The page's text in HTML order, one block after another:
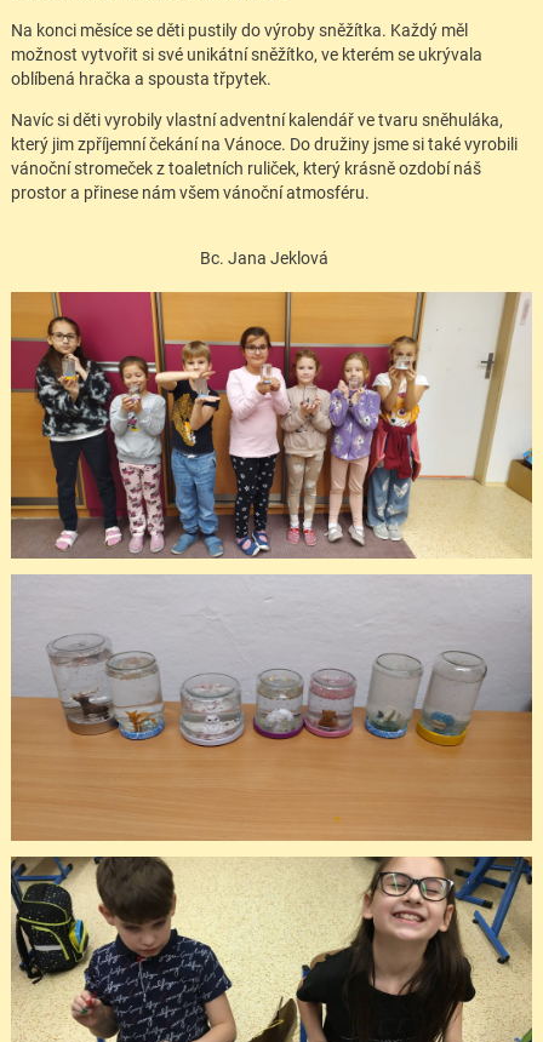
Na konci měsíce se děti pustily do výroby sněžítka. Každý měl
možnost vytvořit si své unikátní sněžítko, ve kterém se ukrývala
oblíbená hračka a spousta třpytek.
Navíc si děti vyrobily vlastní adventní kalendář ve tvaru sněhuláka,
který jim zpříjemní čekání na Vánoce. Do družiny jsme si také vyrobili
vánoční stromeček z toaletních ruliček, který krásně ozdobí náš
prostor a přinese nám všem vánoční atmosféru.
Bc. Jana Jeklová